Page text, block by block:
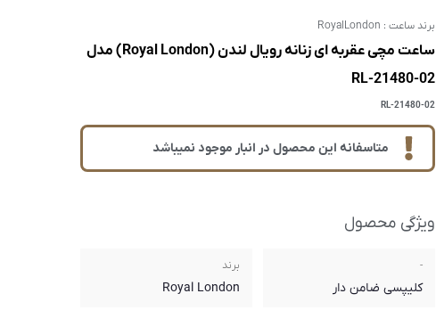
برند ساعت : RoyalLondon
ساعت مچی عقربه ای زنانه رویال لندن (Royal London) مدل
RL-21480-02
RL-21480-02
متاسفانه این محصول در انبار موجود نمیباشد
ویژگی محصول
-
کلیپسی ضامن دار
برند
Royal London